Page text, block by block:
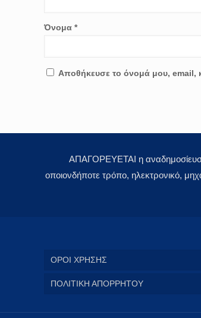
Όνομα*
Αποθήκευσε το όνομά μου, email,
ΑΠΑΓΟΡΕΥΕΤΑΙ η
οποιονδήποτε τρόπο, ηλεκτρονικό,
ΟΡΟΙ ΧΡΗΣΗΣ
ΠΟΛΙΤΙΚΗ ΑΠΟΡΡΗΤΟΥ